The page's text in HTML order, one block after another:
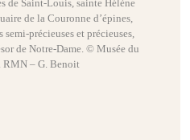
de Saint-Louis, sainte Hélène
de la Couronne d’épines,
précieuses et précieuses,
de Notre-Dame. © Musée du
RMN – G. Benoit